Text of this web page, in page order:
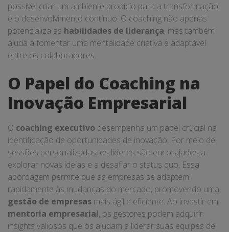
possível criar um ambiente propício para a transformação
e o desenvolvimento contínuo. O coaching não apenas
potencializa as habilidades de liderança, mas também
ajuda a fomentar uma mentalidade criativa e adaptável
entre os colaboradores.
O Papel do Coaching na
Inovação Empresarial
O coaching executivo desempenha um papel crucial na
identificação de oportunidades de inovação. Por meio de
sessões personalizadas, os líderes são encorajados a
explorar novas ideias e a desafiar o status quo. Essa
abordagem permite que as empresas se adaptem
rapidamente às mudanças do mercado, promovendo uma
gestão de empresas mais ágil e eficiente. Ao investir em
mentoria empresarial, os gestores podem adquirir
insights valiosos que os ajudam a liderar suas equipes de